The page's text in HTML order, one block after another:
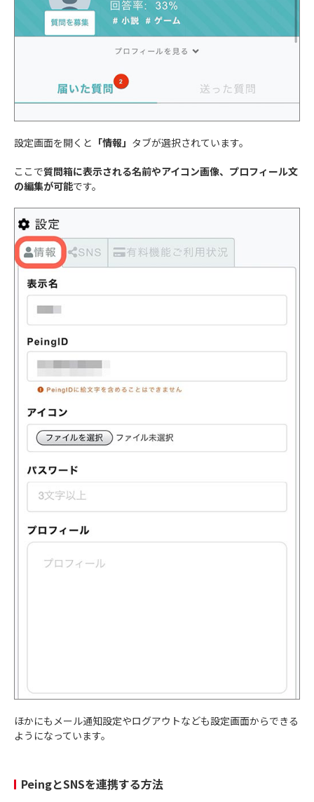
設定画面を開くと 「情報」 タブが選択されています。
ここで質問箱に表示される名前やアイコン画像、プロフィール文
の編集が可能です。
ほかにもメール通知設定やログアウトなども設定画面からできる
ようになっています。
PeingとSNSを連携する方法